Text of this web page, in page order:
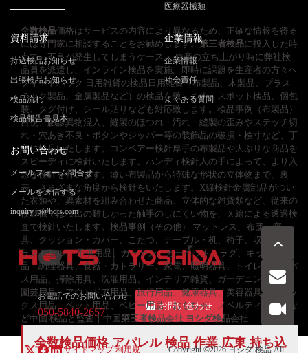
全数検品価格はサービスの内容により異なるため、正確な情報を得る
には専門家に相談することをお勧めします。第三者検品に投入した時
点で、不良が発生してしまうケース。 生産の立ち上がり時に弊社検
品員を派遣し、インライン検品を実施。即時に課題を生産者の方々へ
フィードバック 日用雑貨の検品日用雑貨（布製品、木製品、プラス
チック製品、金属製品など）の検品を致します。スポット検品、個包
装、タグ付け、シール貼りなども対応致します。検品事例（布製品）
目視、触診異物混入、縫製のほつれ・汚れ・縫製の歪みやステッチ切
れ・穴あき不良・ボタンやジッパー等の装飾品の破損・検寸など、丁
寧に検品いたします。コンベアー検針厚手の布製品や大ぶりな商品を
スピーディに検針いたします。ハンディ検針人の手によって、より入
念な検針を行います。薄い布製品から特殊な形状の立体物まで、裏
表、さまざまな角度から検針をいたします。X線検針金属部品がつい
た衣類や、異素材を組み合わせた商品、立体的な雑貨類など、従来の
検針機では検出の難しかった触手のしにくい物を、Ｘ線による透過検
査で検針いたします。検品事例（その他） マットレス、布団・寝
具、クッション・カバー、こたつ、テーブル・机、椅子、収納用品、
ランドセル 、子供用品、カーテン、カーペット、ラグ、キッチン用
品・調理器具、食器・カトラリー、家電、照明器具、トイレ用品、バ
ス用品、掃除用具、洗濯用品、インテリア雑貨、ガーデニング雑貨、
園芸用品、アウトドア用品、旅行用品、健康器具、美容器具、リラッ
クス用品、ペット用品、ベビー用品、おもちゃ、ノベルティグッズな
ど中国 検品と監査｜中国第三者検品会社 ヨシダ検品会社
全数検品価格 アパレル 検品 作業 広東 持ち込
医療器械類
資料請求
持込検品お知らせ
出張検品お知らせ
検品流れ
検品報告書見本
企業情報
企業情報
社会責任
よくある質問
お問い合わせ
メールフォーム問合せ
メールを送信する
inquiry.jp@hqts.com
お電話でのお問い合わせ
050-5840-2657
お問い合わせ
サイトマップ 利用規 Copyright ©2026ヨシダ 検品All